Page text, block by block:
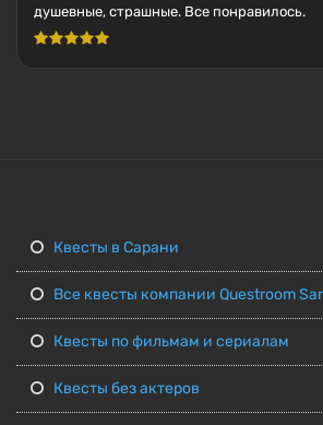
душевные, страшные. Все понравилось.
Квесты в Сарани
Все квесты компании Questroom
Квесты по фильмам и сериалам
Квесты без актеров